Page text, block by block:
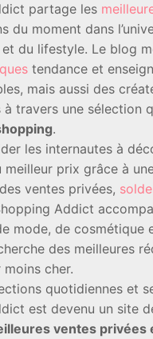
partage les
du moment dans
du lifestyle. Le blog
tendance et
mais aussi des
travers une sélection
.
les internautes à
meilleur prix grâce à
ventes privées,
Addict
mode, de cosmétique
des meilleures
cher.
quotidiennes et
est devenu un site
ventes privées